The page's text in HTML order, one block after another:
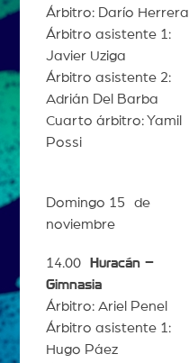
Árbitro: Darío Herrera
Árbitro asistente 1:
Javier Uziga
Árbitro asistente 2:
Adrián Del Barba
Cuarto árbitro: Yamil
Possi
Domingo 15 de
noviembre
14.00
Huracán –
Gimnasia
Árbitro: Ariel Penel
Árbitro asistente 1:
Hugo Páez